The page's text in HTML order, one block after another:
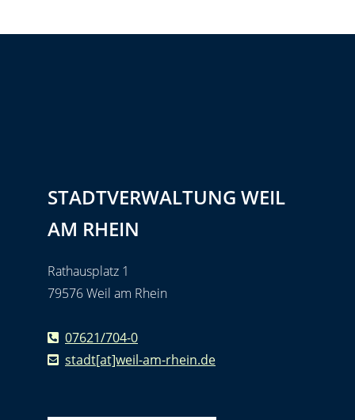
STADTVERWALTUNG WEIL
AM RHEIN
Rathausplatz 1
79576 Weil am Rhein
07621/704-0
stadt[at]weil-am-rhein.de